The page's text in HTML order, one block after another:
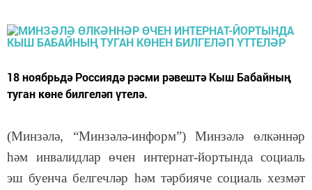
18 ноябрьдә Россиядә рәсми рәвештә Кыш Бабайның
туган көне билгеләп үтелә.
(Минзәлә, “Минзәлә-информ”)Минзәлә өлкәннәр
һәм инвалидлар өчен интернат-йортында социаль
эш буенча белгечләр һәм тәрбияче социаль хезмәт